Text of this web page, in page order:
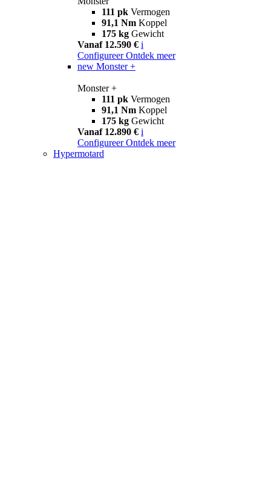
111 pk Vermogen
91,1 Nm Koppel
175 kg Gewicht
Vanaf 12.590 € i
Configureer Ontdek meer
new Monster +
Monster +
111 pk Vermogen
91,1 Nm Koppel
175 kg Gewicht
Vanaf 12.890 € i
Configureer Ontdek meer
Hypermotard